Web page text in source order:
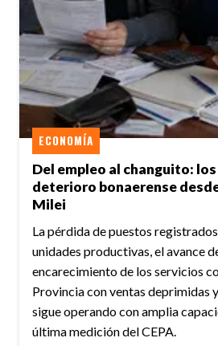
Del empleo al changuito:
deterioro bonaerense
Milei
ECONOMÍA
La pérdida de puestos
unidades productivas, el avance
encarecimiento de los servicios
Provincia con ventas deprimidas
sigue operando con amplia
última medición del CEPA.